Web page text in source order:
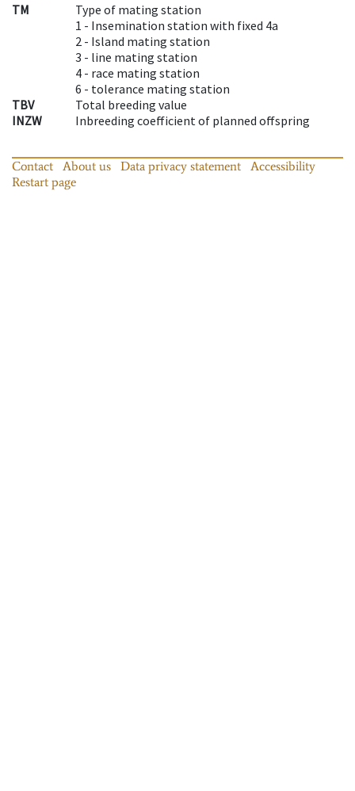
TM
Type of mating station
1 - Insemination station with fixed 4a
2 - Island mating station
3 - line mating station
4 - race mating station
6 - tolerance mating station
TBV
Total breeding value
INZW
Inbreeding coefficient of planned offspring
Contact About us Data privacy statement
Accessibility
Restart page